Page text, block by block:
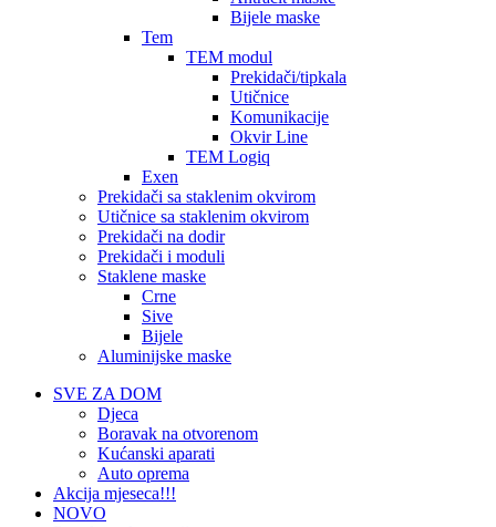
Bijele maske
Tem
TEM modul
Prekidači/tipkala
Utičnice
Komunikacije
Okvir Line
TEM Logiq
Exen
Prekidači sa staklenim okvirom
Utičnice sa staklenim okvirom
Prekidači na dodir
Prekidači i moduli
Staklene maske
Crne
Sive
Bijele
Aluminijske maske
SVE ZA DOM
Djeca
Boravak na otvorenom
Kućanski aparati
Auto oprema
Akcija mjeseca!!!
NOVO